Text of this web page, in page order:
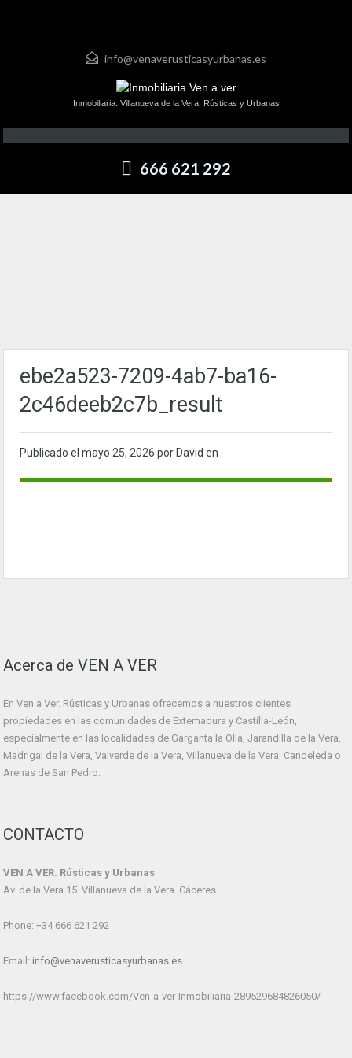
info@venaverusticasyurbanas.es
Inmobiliaria. Villanueva de la Vera. Rústicas y Urbanas
666 621 292
ebe2a523-7209-4ab7-ba16-
2c46deeb2c7b_result
Publicado el mayo 25, 2026 por David en
Acerca de VEN A VER
En Ven a Ver. Rústicas y Urbanas ofrecemos a nuestros clientes
propiedades en las comunidades de Extemadura y Castilla-León,
especialmente en las localidades de Garganta la Olla, Jarandilla de la Vera,
Madrigal de la Vera, Valverde de la Vera, Villanueva de la Vera, Candeleda o
Arenas de San Pedro.
CONTACTO
VEN A VER. Rústicas y Urbanas
Av. de la Vera 15. Villanueva de la Vera. Cáceres
Phone: +34 666 621 292
Email: info@venaverusticasyurbanas.es
https://www.facebook.com/Ven-a-ver-Inmobiliaria-289529684826050/